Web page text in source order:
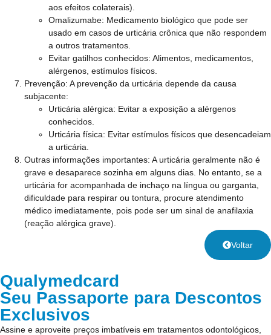
aos efeitos colaterais).
Omalizumabe: Medicamento biológico que pode ser
usado em casos de urticária crônica que não respondem
a outros tratamentos.
Evitar gatilhos conhecidos: Alimentos, medicamentos,
alérgenos, estímulos físicos.
Prevenção: A prevenção da urticária depende da causa
subjacente:
Urticária alérgica: Evitar a exposição a alérgenos
conhecidos.
Urticária física: Evitar estímulos físicos que desencadeiam
a urticária.
Outras informações importantes: A urticária geralmente não é
grave e desaparece sozinha em alguns dias. No entanto, se a
urticária for acompanhada de inchaço na língua ou garganta,
dificuldade para respirar ou tontura, procure atendimento
médico imediatamente, pois pode ser um sinal de anafilaxia
(reação alérgica grave).
Voltar
Qualymedcard
Seu Passaporte para Descontos
Exclusivos
Assine e aproveite preços imbatíveis em tratamentos odontológicos,